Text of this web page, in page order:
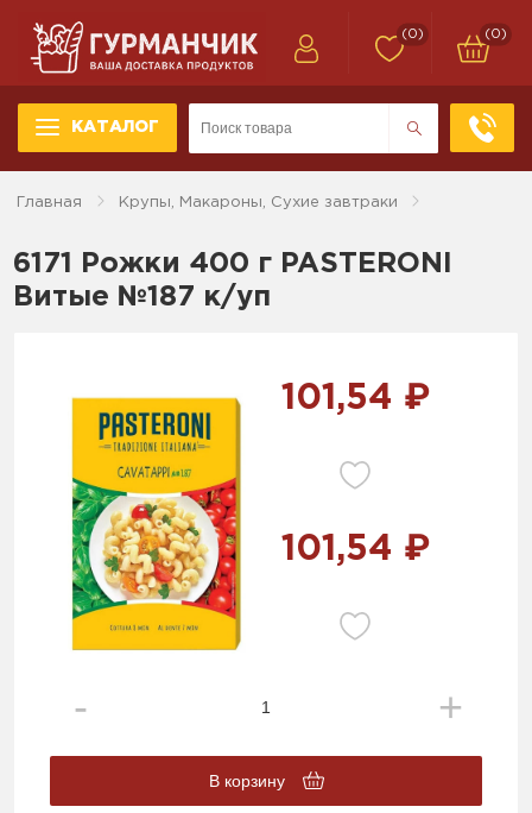
КАТАЛОГ
(0) (0)
Главная Крупы, Макароны, Сухие завтраки
6171 Рожки 400 г PASTERONI
Витые №187 к/уп
101,54 ₽
101,54 ₽
В корзину